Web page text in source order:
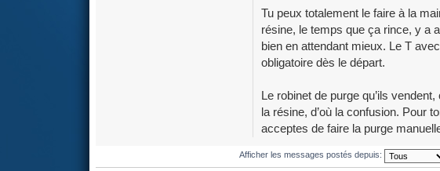
Tu peux totalement le faire à la
résine, le temps que ça rince, y a
bien en attendant mieux. Le T
obligatoire dès le départ.
Le robinet de purge qu’ils
la résine, d’où la confusion. Pour
acceptes de faire la purge
Afficher les messages postés depuis: